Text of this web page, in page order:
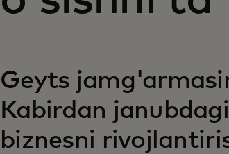
Geyts
Kabirdan
biznesni